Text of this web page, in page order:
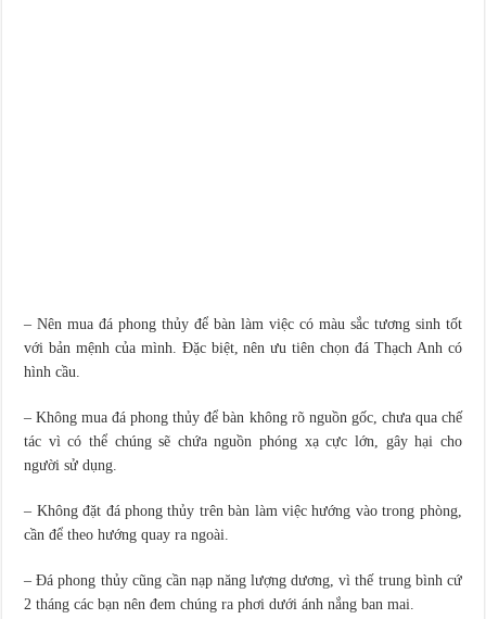
– Nên mua đá phong thủy để bàn làm việc có màu sắc tương sinh tốt
với bản mệnh của mình. Đặc biệt, nên ưu tiên chọn đá Thạch Anh có
hình cầu.
– Không mua đá phong thủy để bàn không rõ nguồn gốc, chưa qua chế
tác vì có thể chúng sẽ chứa nguồn phóng xạ cực lớn, gây hại cho
người sử dụng.
– Không đặt đá phong thủy trên bàn làm việc hướng vào trong phòng,
cần để theo hướng quay ra ngoài.
– Đá phong thủy cũng cần nạp năng lượng dương, vì thế trung bình cứ
2 tháng các bạn nên đem chúng ra phơi dưới ánh nắng ban mai.